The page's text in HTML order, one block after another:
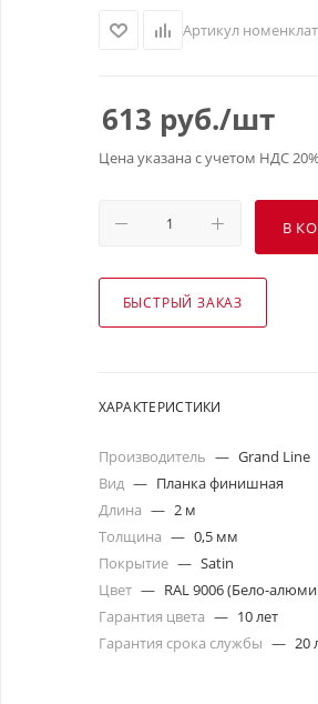
Артикул
613 руб./шт
Цена указана с учетом НДС 20%
В
БЫСТРЫЙ ЗАКАЗ
ХАРАКТЕРИСТИКИ
Производитель — Grand Line
Вид — Планка финишная
Длина — 2 м
Толщина — 0,5 мм
Покрытие — Satin
Цвет — RAL 9006 (Бело-
Гарантия цвета — 10 лет
Гарантия срока службы — 20